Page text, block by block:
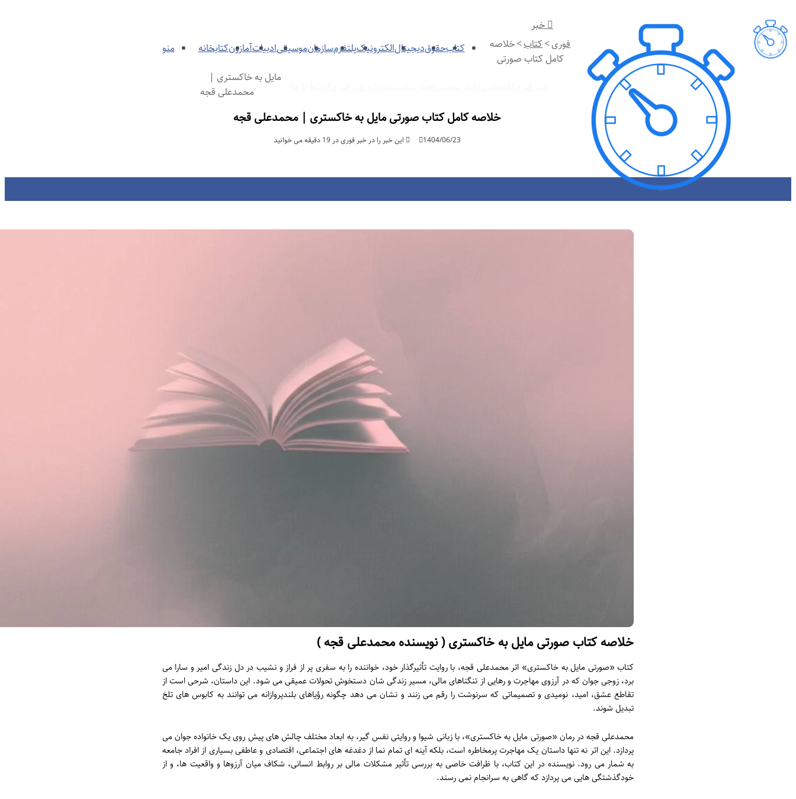
منو کتابحقوقدیجیتالالکترونیکپلتفرمسازمانموسیقیادبیاتآمازونکتابخانه
خبر
فوری>کتاب>خلاصه
کامل کتاب صورتی
مایل به خاکستری |
محمدعلی قجه
خلاصه کامل کتاب صورتی مایل به خاکستری | محمدعلی قجه
1404/06/23 این خبر را در خبر فوری در 19 دقیقه می خوانید
خلاصه کتاب صورتی مایل به خاکستری ( نویسنده محمدعلی قجه )
کتاب «صورتی مایل به خاکستری» اثر محمدعلی قجه، با روایت تأثیرگذار خود، خواننده را به سفری پر از فراز و نشیب در دل زندگی امیر و سارا می
برد، زوجی جوان که در آرزوی مهاجرت و رهایی از تنگناهای مالی، مسیر زندگی شان دستخوش تحولات عمیقی می شود. این داستان، شرحی است از
تقاطع عشق، امید، نومیدی و تصمیماتی که سرنوشت را رقم می زنند و نشان می دهد چگونه رؤیاهای بلندپروازانه می توانند به کابوس های تلخ
تبدیل شوند.
محمدعلی قجه در رمان «صورتی مایل به خاکستری»، با زبانی شیوا و روایتی نفس گیر، به ابعاد مختلف چالش های پیش روی یک خانواده جوان می
پردازد. این اثر نه تنها داستان یک مهاجرت پرمخاطره است، بلکه آینه ای تمام نما از دغدغه های اجتماعی، اقتصادی و عاطفی بسیاری از افراد جامعه
به شمار می رود. نویسنده در این کتاب، با ظرافت خاصی به بررسی تأثیر مشکلات مالی بر روابط انسانی، شکاف میان آرزوها و واقعیت ها، و از
خودگذشتگی هایی می پردازد که گاهی به سرانجام نمی رسند.